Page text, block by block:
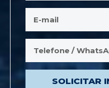
SOLICITAR